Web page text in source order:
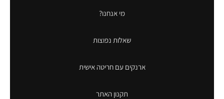
מי אנחנו?
שאלות נפוצות
ארנקים עם חריטה אישית
תקנון האתר